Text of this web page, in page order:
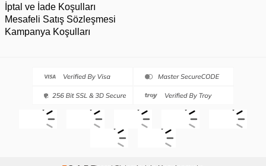
İptal ve İade Koşulları
Mesafeli Satış Sözleşmesi
Kampanya Koşulları